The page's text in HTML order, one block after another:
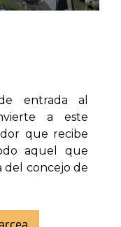
entrada al
a este
que recibe
aquel que
del concejo de